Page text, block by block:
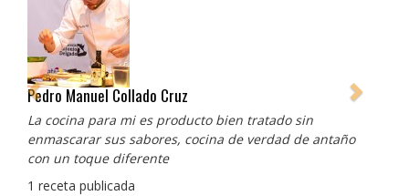
Pedro Manuel Collado Cruz
La cocina para mi es producto bien tratado sin
enmascarar sus sabores, cocina de verdad de antaño
con un toque diferente
1 receta publicada